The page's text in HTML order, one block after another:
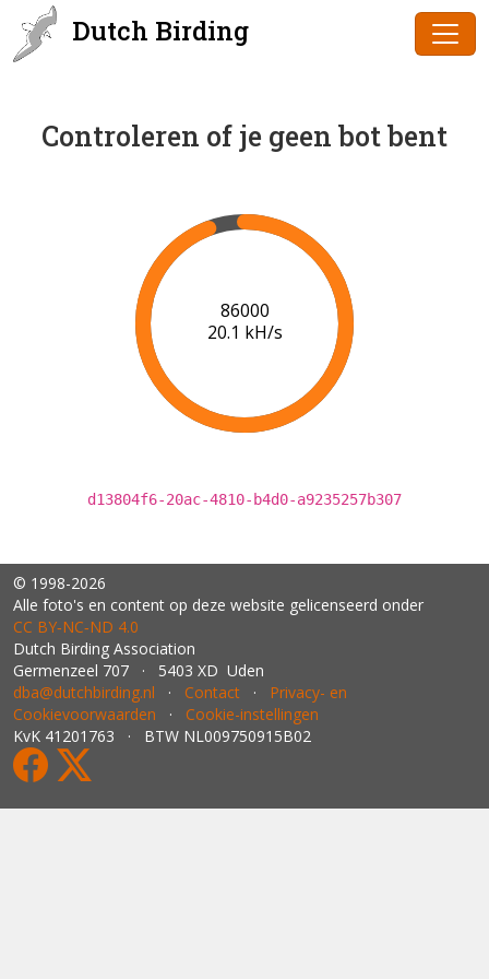
Dutch Birding
Controleren of je geen bot bent
87000
20.1 kH/s
d13804f6-20ac-4810-b4d0-a9235257b307
© 1998-2026
Alle foto's en content op deze website gelicenseerd onder
CC BY‑NC‑ND 4.0
Dutch Birding Association
Germenzeel 707 · 5403 XD Uden
dba@dutchbirding.nl · Contact · Privacy- en
Cookievoorwaarden · Cookie-instellingen
KvK 41201763 · BTW NL009750915B02